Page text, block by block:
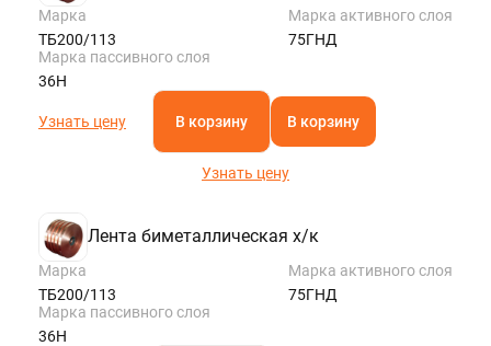
Марка
ТБ200/113
Марка активного слоя
75ГНД
Марка пассивного слоя
36Н
Узнать цену В корзину В корзину
Узнать цену
Лента биметаллическая х/к
Марка
ТБ200/113
Марка активного слоя
75ГНД
Марка пассивного слоя
36Н